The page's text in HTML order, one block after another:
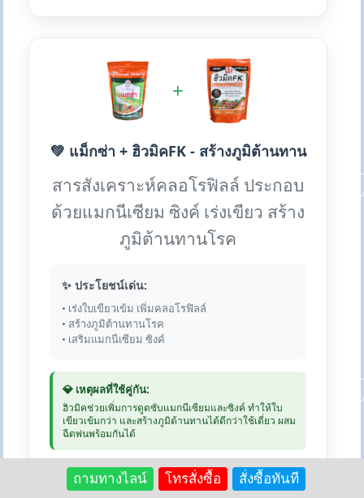
+
💚 แม็กซ่า + ฮิวมิคFK - สร้างภูมิต้านทาน
สารสังเคราะห์คลอโรฟิลล์ ประกอบ
ด้วยแมกนีเซียม ซิงค์ เร่งเขียว สร้าง
ภูมิต้านทานโรค
✨ ประโยชน์เด่น:
• เร่งใบเขียวเข้ม เพิ่มคลอโรฟิลล์
• สร้างภูมิต้านทานโรค
• เสริมแมกนีเซียม ซิงค์
💎 เหตุผลที่ใช้คู่กัน:
ฮิวมิคช่วยเพิ่มการดูดซับแมกนีเซียมและซิงค์ ทำให้ใบ
เขียวเข้มกว่า และสร้างภูมิต้านทานได้ดีกว่าใช้เดี่ยว ผสม
ฉีดพ่นพร้อมกันได้
💰 แม็กซ่า: 250 บาท | ฮิวมิค 1kg:
ถามทางไลน์ โทรสั่งซื้อ สั่งซื้อทันที